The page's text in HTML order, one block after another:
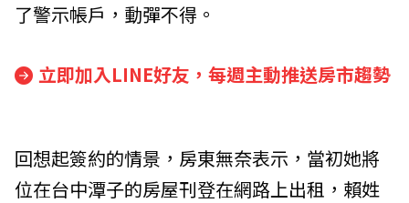
了警示帳戶，動彈不得。
立即加入LINE好友，每週主動推送房市趨勢
回想起簽約的情景，房東無奈表示，當初她將
位在台中潭子的房屋刊登在網路上出租，賴姓